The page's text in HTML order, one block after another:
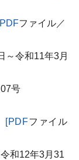
ファイル／
～令和11年3月
号
[PDFファイル
和12年3月31